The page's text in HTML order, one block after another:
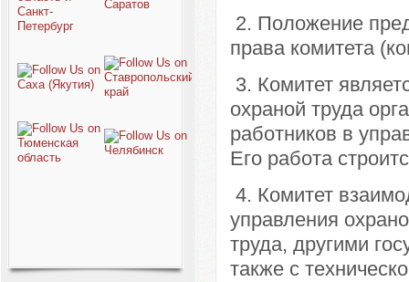
2. Положение
права комитета
3. Комитет
охраной труда
работников в
Его работа
4. Комитет
управления
труда, другими
также с